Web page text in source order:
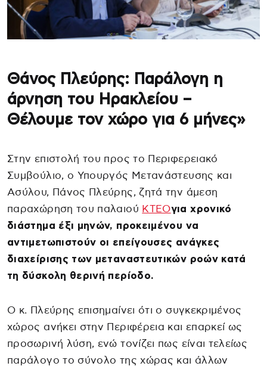
Θάνος Πλεύρης: Παράλογη η
άρνηση του Ηρακλείου –
Θέλουμε τον χώρο για 6 μήνες»
Στην επιστολή του προς το Περιφερειακό
Συμβούλιο, ο Υπουργός Μετανάστευσης και
Ασύλου, Πάνος Πλεύρης, ζητά την άμεση
παραχώρηση του παλαιού ΚΤΕΟγια χρονικό
διάστημα έξι μηνών, προκειμένου να
αντιμετωπιστούν οι επείγουσες ανάγκες
διαχείρισης των μεταναστευτικών ροών κατά
τη δύσκολη θερινή περίοδο.
Ο κ. Πλεύρης επισημαίνει ότι ο συγκεκριμένος
χώρος ανήκει στην Περιφέρεια και επαρκεί ως
προσωρινή λύση, ενώ τονίζει πως είναι τελείως
παράλογο το σύνολο της χώρας και άλλων